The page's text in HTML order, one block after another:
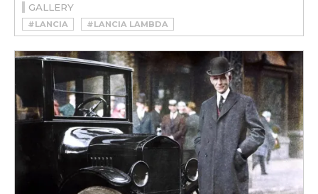
GALLERY
#LANCIA
#LANCIA LAMBDA
#MAUTO 12 PRIME VOLTE
#VINCENZO LANCIA